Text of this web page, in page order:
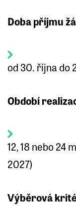
Doba příjmu
od 30. října do
Období
12, 18 nebo 24
2027)
Výběrová